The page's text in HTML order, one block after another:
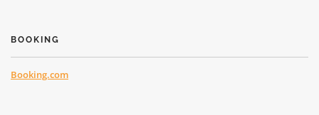
BOOKING
Booking.com